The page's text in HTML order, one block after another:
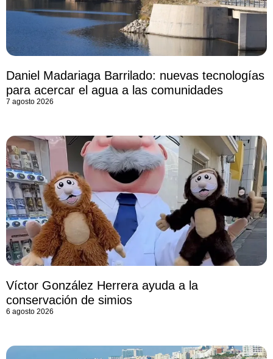
Daniel Madariaga Barrilado: nuevas tecnologías
para acercar el agua a las comunidades
7 agosto 2026
Víctor González Herrera ayuda a la
conservación de simios
6 agosto 2026